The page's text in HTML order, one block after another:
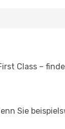
Class –
Sie